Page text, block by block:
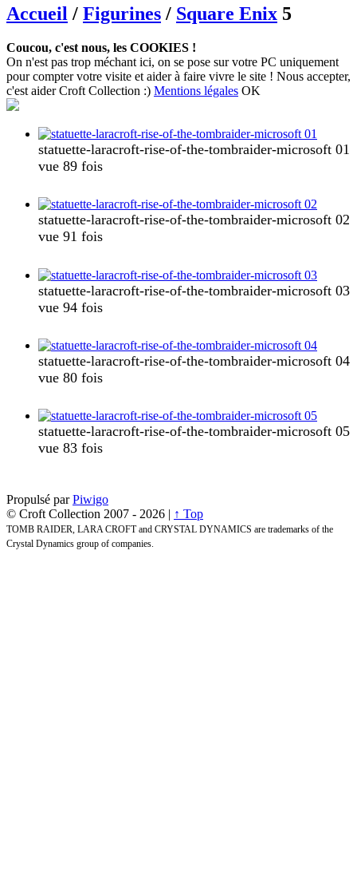
Accueil / Figurines / Square Enix 5
Coucou, c'est nous, les COOKIES !
On n'est pas trop méchant ici, on se pose sur votre PC uniquement
pour compter votre visite et aider à faire vivre le site ! Nous accepter,
c'est aider Croft Collection :) Mentions légales OK
statuette-laracroft-rise-of-the-tombraider-microsoft 01
vue 89 fois
statuette-laracroft-rise-of-the-tombraider-microsoft 02
vue 91 fois
statuette-laracroft-rise-of-the-tombraider-microsoft 03
vue 94 fois
statuette-laracroft-rise-of-the-tombraider-microsoft 04
vue 80 fois
statuette-laracroft-rise-of-the-tombraider-microsoft 05
vue 83 fois
Propulsé parPiwigo
© Croft Collection 2007 - 2026 | ↑ Top
TOMB RAIDER, LARA CROFT and CRYSTAL DYNAMICS are trademarks of the
Crystal Dynamics group of companies.